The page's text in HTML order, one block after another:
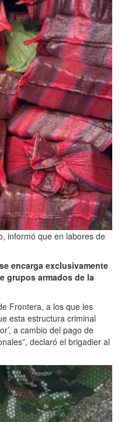
informó que en labores de
encarga exclusivamente
grupos armados de la
Frontera, a los que les
esta estructura criminal
a cambio del pago de
declaró el brigadier al